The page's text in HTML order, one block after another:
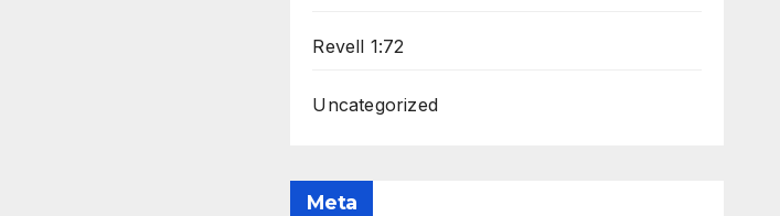
Revell 1:72
Uncategorized
Meta